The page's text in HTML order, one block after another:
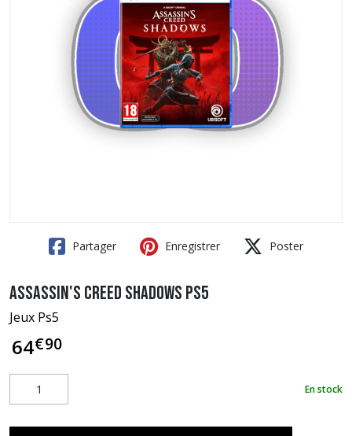
Partager Enregistrer Poster
Assassin's Creed Shadows PS5
Jeux Ps5
64€90
En stock